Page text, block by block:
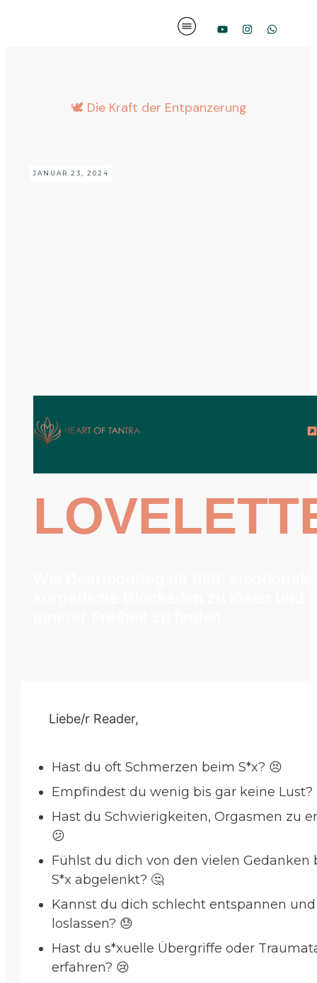
🕊️ Die Kraft der Entpanzerung
JANUAR 23, 2024
Liebe/r Reader,
Hast du oft Schmerzen beim S*x? 😣
Empfindest du wenig bis gar keine Lust?
Hast du Schwierigkeiten, Orgasmen zu
😕
Fühlst du dich von den vielen Gedanken
S*x abgelenkt? 🤔
Kannst du dich schlecht entspannen und
loslassen? 😓
Hast du s*xuelle Übergriffe oder
erfahren? 😢